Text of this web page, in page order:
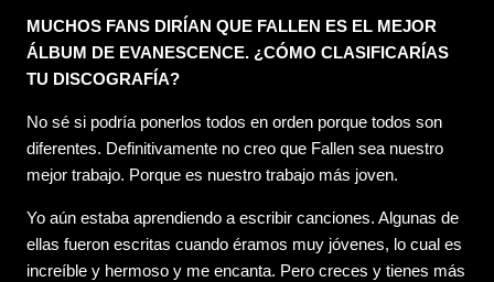
MUCHOS FANS DIRÍAN QUE FALLEN ES EL MEJOR
ÁLBUM DE EVANESCENCE. ¿CÓMO CLASIFICARÍAS
TU DISCOGRAFÍA?
No sé si podría ponerlos todos en orden porque todos son
diferentes. Definitivamente no creo que Fallen sea nuestro
mejor trabajo. Porque es nuestro trabajo más joven.
Yo aún estaba aprendiendo a escribir canciones. Algunas de
ellas fueron escritas cuando éramos muy jóvenes, lo cual es
increíble y hermoso y me encanta. Pero creces y tienes más